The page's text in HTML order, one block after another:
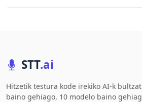
STT.ai
Hitzetik testura kode irekiko AI-k
baino gehiago, 10 modelo baino